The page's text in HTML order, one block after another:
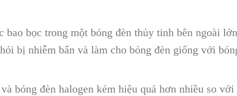
bọc trong một bóng đèn thủy tinh bên ngoài
bị nhiễm bẩn và làm cho bóng đèn giống với
bóng đèn halogen kém hiệu quả hơn nhiều so